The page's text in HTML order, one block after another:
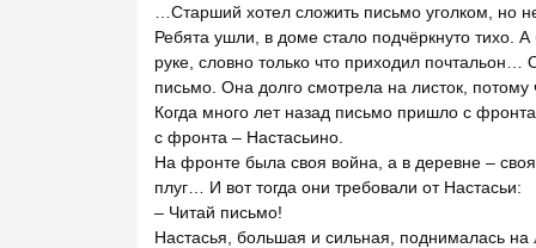
…Старший хотел сложить письмо уголком, но
Ребята ушли, в доме стало подчёркнуто тихо.
руке, словно только что приходил
письмо. Она долго смотрела на листок, потому
Когда много лет назад письмо пришло с
с фронта – Настасьино.
На фронте была своя война, а в деревне –
плуг… И вот тогда они требовали от Настасьи:
– Читай письмо!
Настасья, большая и сильная, поднималась